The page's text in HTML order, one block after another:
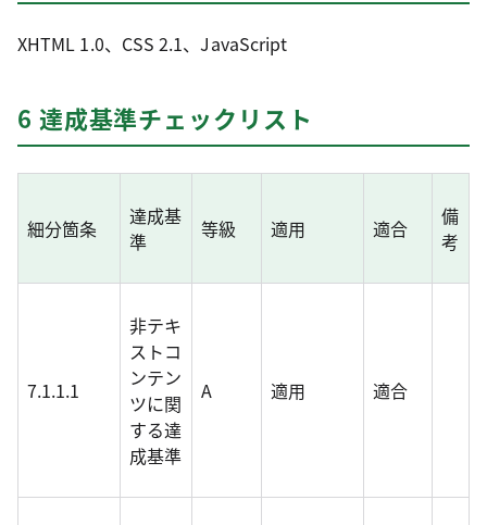
XHTML 1.0、CSS 2.1、JavaScript
6 達成基準チェックリスト
細分箇条
達成基
準
等級 適用 適合
備
考
7.1.1.1
非テキ
ストコ
ンテン
ツに関
する達
成基準
A 適用 適合